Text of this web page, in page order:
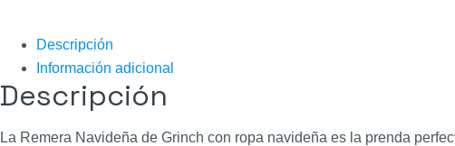
Descripción
Información adicional
Descripción
La Remera Navideña de Grinch con ropa navideña es la prenda